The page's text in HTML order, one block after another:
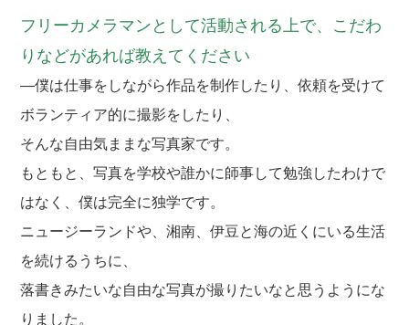
フリーカメラマンとして活動される上で、こだわ
りなどがあれば教えてください
―僕は仕事をしながら作品を制作したり、依頼を受けて
ボランティア的に撮影をしたり、
そんな自由気ままな写真家です。
もともと、写真を学校や誰かに師事して勉強したわけで
はなく、僕は完全に独学です。
ニュージーランドや、湘南、伊豆と海の近くにいる生活
を続けるうちに、
落書きみたいな自由な写真が撮りたいなと思うようにな
りました。